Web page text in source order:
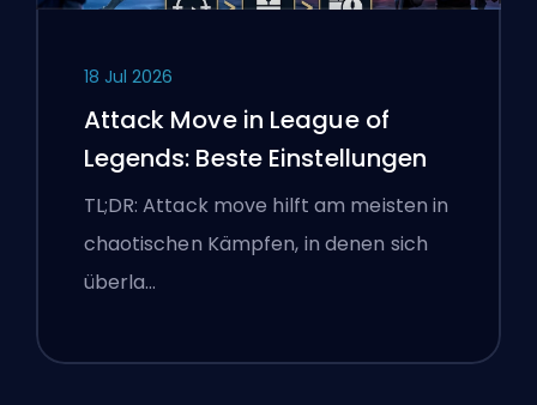
18 Jul 2026
Attack Move in League of
Legends: Beste Einstellungen
TL;DR: Attack move hilft am meisten in
chaotischen Kämpfen, in denen sich
überla…